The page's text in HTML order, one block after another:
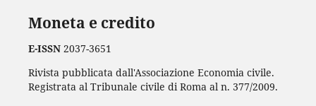
Moneta e credito
E-ISSN2037-3651
Rivista pubblicata dall'Associazione Economia civile.
Registrata al Tribunale civile di Roma al n. 377/2009.